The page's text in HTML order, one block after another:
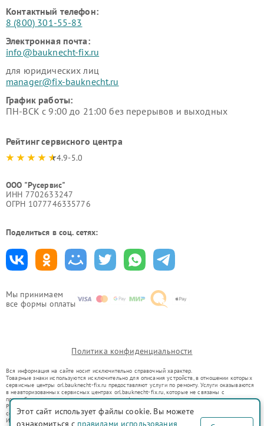
Мы принимаем
все формы оплаты
Контактный телефон:
8 (800) 301-55-83
Электронная почта:
info@bauknecht-fix.ru
для юридических лиц
manager@fix-bauknecht.ru
График работы:
ПН-ВСК с 9:00 до 21:00 без перерывов и выходных
Рейтинг сервисного центра
4.9-5.0
ООО "Русервис"
ИНН 7702633247
ОГРН 1077746335776
Поделиться в соц. сетях:
Политика конфиденциальности
Вся информация на сайте носит исключительно справочный характер.
Товарные знаки используются исключительно для описания устройств, в отношении которых
сервисные центры orl.bauknecht-fix.ru предоставляют услуги по ремонту. Услуги оказываются
в неавторизованных сервисных центрах orl.bauknecht-fix.ru, которые не связаны с
правообладателями товарных знаков или их официальными представителями.
Ремонт осуществляется для устройств, уже введенных в гражданский оборот в соответствии
со статьей 1487 ГК РФ.
Использование товарных знаков не преследует цели индивидуализации услуг или введения
Этот сайт использует файлы cookie. Вы можете
ознакомиться с правилами использования